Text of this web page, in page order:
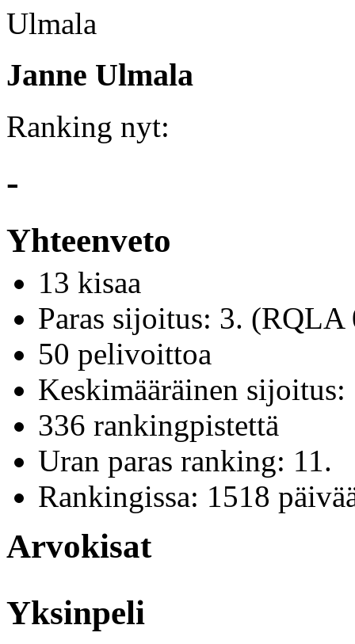
Janne Ulmala
Ranking nyt:
-
Yhteenveto
13 kisaa
Paras sijoitus: 3. (RQLA
50 pelivoittoa
Keskimääräinen sijoitus:
336 rankingpistettä
Uran paras ranking: 11.
Rankingissa: 1518
Arvokisat
Yksinpeli